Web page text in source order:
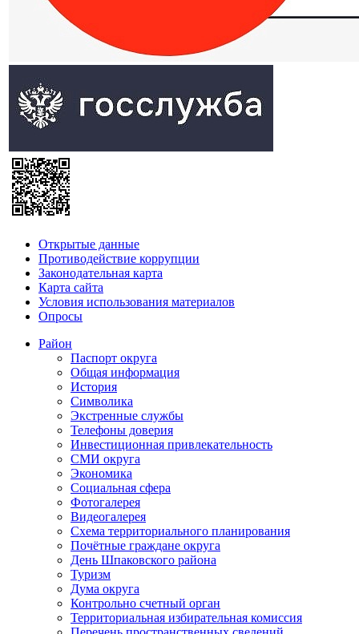
Открытые данные
Противодействие коррупции
Законодательная карта
Карта сайта
Условия использования материалов
Опросы
Район
Паспорт округа
Общая информация
История
Символика
Экстренные службы
Телефоны доверия
Инвестиционная привлекательность
СМИ округа
Экономика
Социальная сфера
Фотогалерея
Видеогалерея
Схема территориального планирования
Почётные граждане округа
День Шпаковского района
Туризм
Дума округа
Контрольно счетный орган
Территориальная избирательная комиссия